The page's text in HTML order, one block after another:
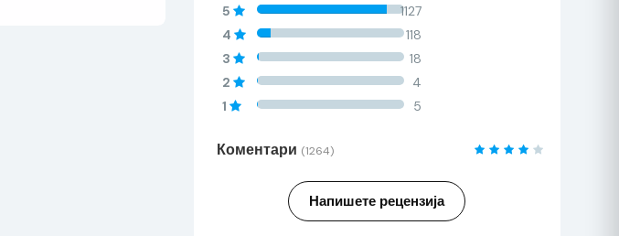
5 60%
Complete
1127
4
60%
Complete
118
3
60%
Complete
18
2
60%
Complete
4
1
60%
Complete 5
Коментари (1264)
Напишете рецензија